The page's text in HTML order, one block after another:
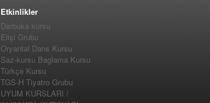
Etkinlikler
Darbuka kursu
Elişi Grubu
Oryantal Dans Kursu
Saz-kursu Baglama Kursu
Türkçe Kursu
TGS-H Tiyatro Grubu
UYUM KURSLARI /